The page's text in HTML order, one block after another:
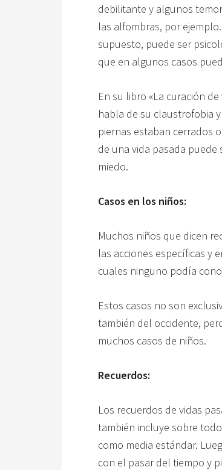
debilitante y algunos
las alfombras, por
supuesto, puede ser
que en algunos casos
En su libro «La curación
habla de su claustrofobia
piernas estaban cerrados
de una vida pasada
miedo.
Casos en los niños:
Muchos niños que dicen
las acciones específicas y
cuales ninguno podía
Estos casos no son
también del occidente,
muchos casos de niños.
Recuerdos:
Los recuerdos de vidas
también incluye sobre
como media estándar.
con el pasar del tiempo y